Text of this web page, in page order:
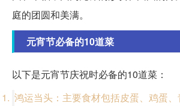
庭的团圆和美满。
元宵节必备的10道菜
以下是元宵节庆祝时必备的10道菜：
鸿运当头：主要食材包括皮蛋、鸡蛋